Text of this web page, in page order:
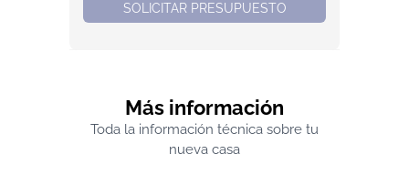
SOLICITAR PRESUPUESTO
Más información
Toda la información técnica sobre tu
nueva casa